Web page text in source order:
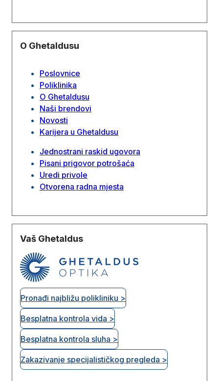
O Ghetaldusu
Poslovnice
Poliklinika
O Ghetaldusu
Naši brendovi
Novosti
Karijera u Ghetaldusu
Jednostrani raskid ugovora
Pisani prigovor potrošaća
Uredi privole
Otvorena radna mjesta
Vaš Ghetaldus
Pronađi najbližu polikliniku >
Besplatna kontrola vida >
Besplatna kontrola sluha >
Zakazivanje specijalističkog pregleda >